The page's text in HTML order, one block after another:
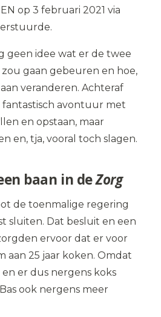
op 3 februari 2021 via
geen idee wat er de twee
gaan gebeuren en hoe,
veranderen. Achteraf
fantastisch avontuur met
en opstaan, maar
en, tja, vooral toch slagen.
baan in deZorg
de toenmalige regering
sluiten. Dat besluit en een
ervoor dat er voor
aan 25 jaar koken. Omdat
er dus nergens koks
ook nergens meer